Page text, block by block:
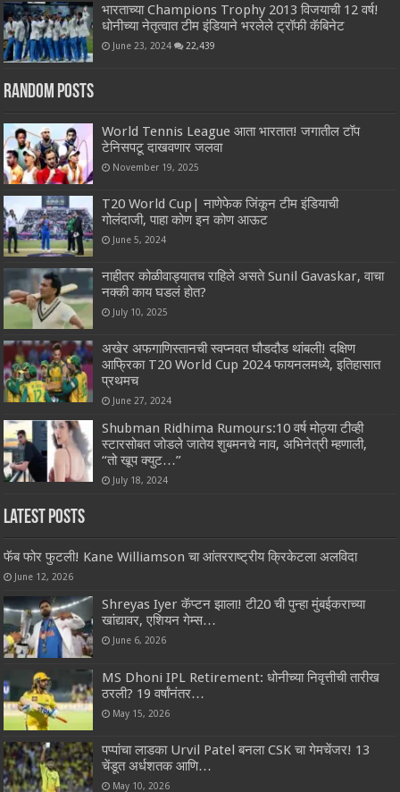
भारताच्या Champions Trophy 2013 विजयाची 12 वर्ष!
धोनीच्या नेतृत्वात टीम इंडियाने भरलेले ट्रॉफी कॅबिनेट
June 23, 2024 22,439
Random Posts
World Tennis League आता भारतात! जगातील टॉप
टेनिसपटू दाखवणार जलवा
November 19, 2025
T20 World Cup| नाणेफेक जिंकून टीम इंडियाची
गोलंदाजी, पाहा कोण इन कोण आऊट
June 5, 2024
नाहीतर कोळीवाड्यातच राहिले असते Sunil Gavaskar, वाचा
नक्की काय घडलं होत?
July 10, 2025
अखेर अफगाणिस्तानची स्वप्नवत घौडदौड थांबली! दक्षिण
आफ्रिका T20 World Cup 2024 फायनलमध्ये, इतिहासात
प्रथमच
June 27, 2024
Shubman Ridhima Rumours:10 वर्ष मोठ्या टीव्ही
स्टारसोबत जोडले जातेय शुबमनचे नाव, अभिनेत्री म्हणाली,
“तो खूप क्युट…”
July 18, 2024
Latest Posts
फॅब फोर फुटली! Kane Williamson चा आंतरराष्ट्रीय क्रिकेटला अलविदा
June 12, 2026
Shreyas Iyer कॅप्टन झाला! टी20 ची पुन्हा मुंबईकराच्या
खांद्यावर, एशियन गेम्स…
June 6, 2026
MS Dhoni IPL Retirement: धोनीच्या निवृत्तीची तारीख
ठरली? 19 वर्षांनंतर…
May 15, 2026
पप्पांचा लाडका Urvil Patel बनला CSK चा गेमचेंजर! 13
चेंडूत अर्धशतक आणि…
May 10, 2026